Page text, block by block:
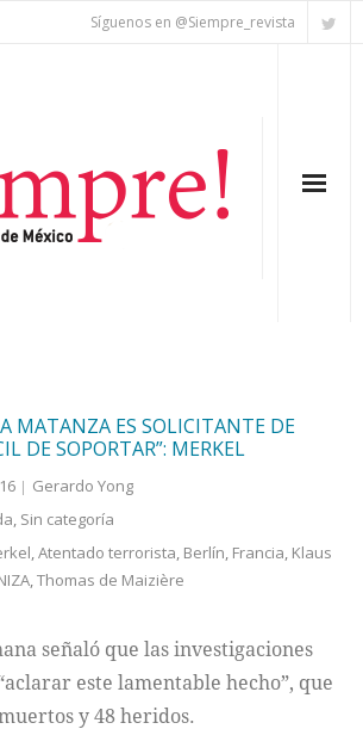
Síguenos en @Siempre_revista
MATANZA ES SOLICITANTE DE
DE SOPORTAR”: MERKEL
Gerardo Yong
, Sin categoría
,Atentado terrorista, Berlín, Francia, Klaus
,Thomas de Maizière
señaló que las investigaciones
este lamentable hecho”, que
y 48 heridos.